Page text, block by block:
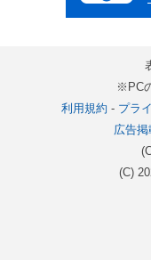
※PC
利用規約 - プラ
広告掲
(C)